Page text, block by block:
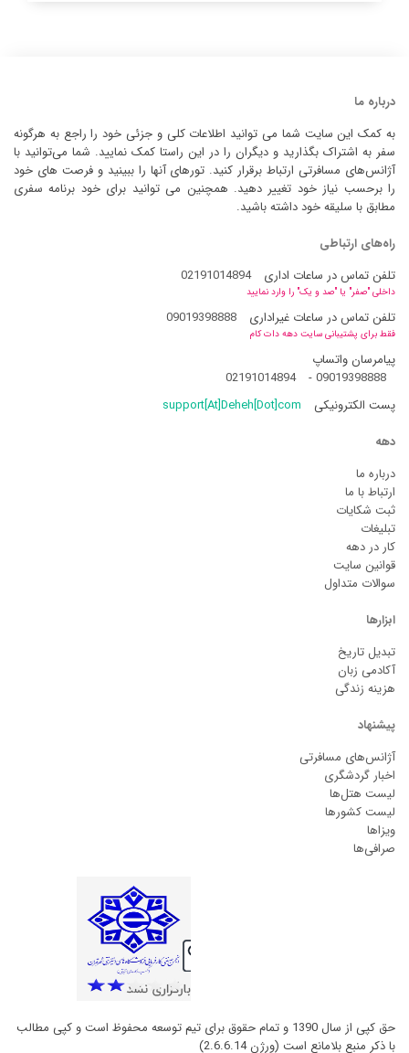
درباره ما
به کمک این سایت شما می توانید اطلاعات کلی و جزئی خود را راجع به هرگونه
سفر به اشتراک بگذارید و دیگران را در این راستا کمک نمایید. شما می‌توانید با
آژانس‌های مسافرتی ارتباط برقرار کنید. تورهای آنها را ببینید و فرصت های خود
را برحسب نیاز خود تغییر دهید. همچنین می توانید برای خود برنامه سفری
مطابق با سلیقه خود داشته باشید.
راه‌های ارتباطی
تلفن تماس در ساعات اداری
02191014894
داخلی "صفر" یا "صد و یک" را وارد نمایید
تلفن تماس در ساعات غیراداری 09019398888
فقط برای پشتیبانی سایت دهه دات کام
پیامرسان واتساپ
09019398888
-
02191014894
پست الکترونیکی
support[At]Deheh[Dot]com
دهه
درباره ما
ارتباط با ما
ثبت شکایات
تبلیغات
کار در دهه
قوانین سایت
سوالات متداول
ابزارها
تبدیل تاریخ
آکادمی زبان
هزینه زندگی
پیشنهاد
آژانس‌های مسافرتی
اخبار گردشگری
لیست هتل‌ها
لیست کشورها
ویزاها
صرافی‌ها
حق کپی از سال 1390 و تمام حقوق برای تیم توسعه محفوظ است و کپی مطالب
با ذکر منبع بلامانع است (ورژن 2.6.6.14)